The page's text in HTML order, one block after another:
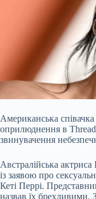
Американська співачка
оприлюднення в
звинувачення
Австралійська актриса
із заявою про
Кеті Перрі.
назвав їх брехливими.